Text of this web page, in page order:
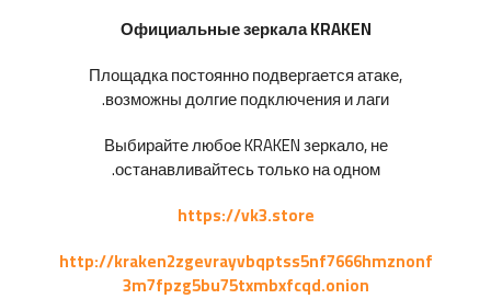
Официальные зеркала KRAKEN
Площадка постоянно подвергается атаке,
возможны долгие подключения и лаги.
Выбирайте любое KRAKEN зеркало, не
останавливайтесь только на одном.
https://vk3.store
http://kraken2zgevrayvbqptss5nf7666hmznonf
3m7fpzg5bu75txmbxfcqd.onion